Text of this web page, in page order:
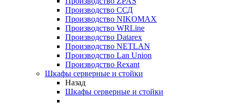
Производство ССД
Производство NIKOMAX
Производство WRLine
Производство Datarex
Производство NETLAN
Производство Lan Union
Производство Rexant
Шкафы серверные и стойки
Назад
Шкафы серверные и стойки